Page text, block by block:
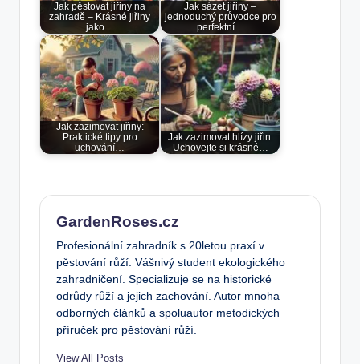
Jak pěstovat jiřiny na
zahradě – Krásné jiřiny
jako…
Jak sázet jiřiny –
jednoduchý průvodce pro
perfektní…
Jak zazimovat jiřiny:
Praktické tipy pro
uchování…
Jak zazimovat hlízy jiřin:
Uchovejte si krásné…
GardenRoses.cz
Profesionální zahradník s 20letou praxí v
pěstování růží. Vášnivý student ekologického
zahradničení. Specializuje se na historické
odrůdy růží a jejich zachování. Autor mnoha
odborných článků a spoluautor metodických
příruček pro pěstování růží.
View All Posts